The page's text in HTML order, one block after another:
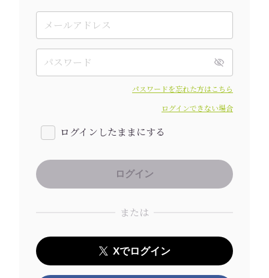
パスワードを忘れた方はこちら
ログインできない場合
ログインしたままにする
または
Xでログイン